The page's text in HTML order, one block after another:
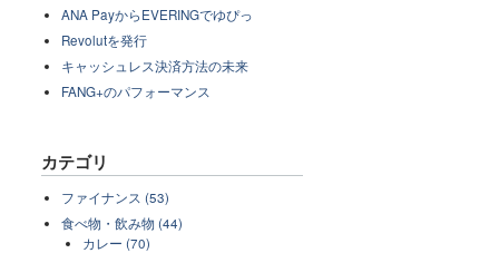
ANA PayからEVERINGでゆぴっ
Revolutを発行
キャッシュレス決済方法の未来
FANG+のパフォーマンス
カテゴリ
ファイナンス (53)
食べ物・飲み物 (44)
カレー (70)